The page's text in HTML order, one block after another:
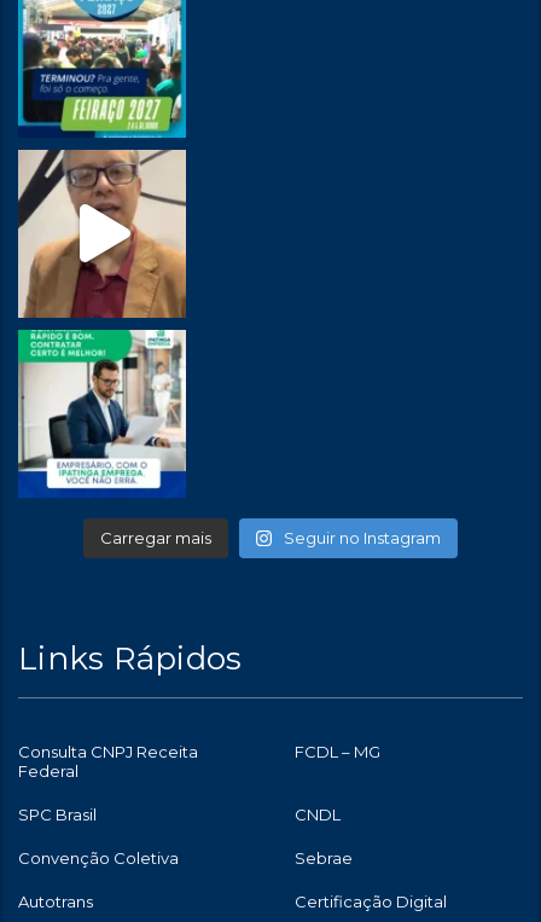
Carregar mais Seguir no Instagram
Links Rápidos
Consulta CNPJ Receita
Federal
FCDL – MG
SPC Brasil CNDL
Convenção Coletiva Sebrae
Autotrans Certificação Digital